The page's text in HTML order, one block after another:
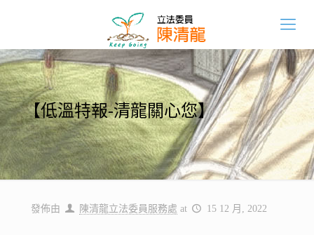
【低溫特報-清龍關心您】
發佈由 陳清龍立法委員服務處 at 15 12 月, 2022